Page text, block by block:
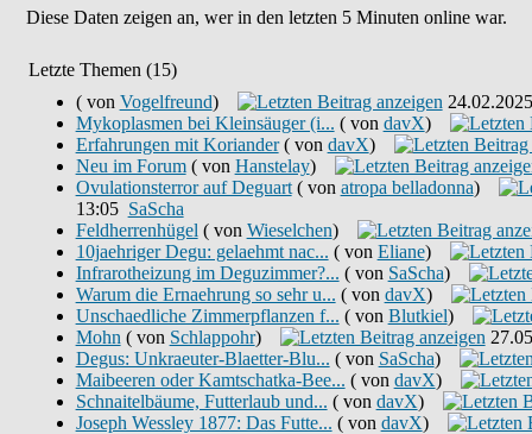
Diese Daten zeigen an, wer in den letzten 5 Minuten online war.
Letzte Themen (15)
( von Vogelfreund)
Mykoplasmen bei Kleinsäuger (i... ( von davX)
Erfahrungen mit Koriander ( von davX)
Neu im Forum ( von Hanstelay)
Ovulationsterror auf Deguart ( von atropa belladonna)
13:05 SaScha
Feldherrenhügel ( von Wieselchen)
10jaehriger Degu: gelaehmt nac... ( von Eliane)
Infrarotheizung im Deguzimmer?... ( von SaScha)
Warum die Ernaehrung so sehr u... ( von davX)
Unschaedliche Zimmerpflanzen f... ( von Blutkiel)
Mohn ( von Schlappohr)
Degus: Unkraeuter-Blaetter-Blu... ( von SaScha)
Maibeeren oder Kamtschatka-Bee... ( von davX)
Schnaitelbäume, Futterlaub und... ( von davX)
Joseph Wessley 1877: Das Futte... ( von davX)